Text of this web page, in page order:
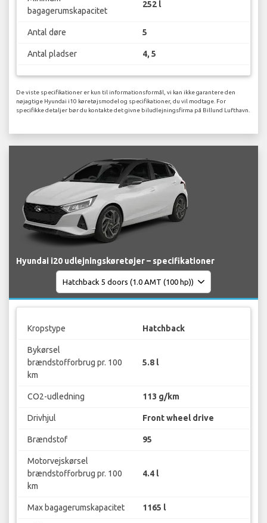
bagagerumskapacitet
252 l
Antal døre 5
Antal pladser 4, 5
De viste specifikationer er kun til informationsformål, vi kan ikke garantere den
nøjagtige Hyundai i10 køretøjsmodel og specifikationer, du vil modtage. For
specifikke detaljer bør du kontakte det givne biludlejningsfirma på Billund Lufthavn.
Hyundai i20 udlejningskøretøjer – specifikationer
Kropstype Hatchback
Bykørsel
brændstofforbrug pr. 100
km
5.8 l
CO2-udledning 113 g/km
Drivhjul Front wheel drive
Brændstof 95
Motorvejskørsel
brændstofforbrug pr. 100
km
4.4 l
Max bagagerumskapacitet 1165 l